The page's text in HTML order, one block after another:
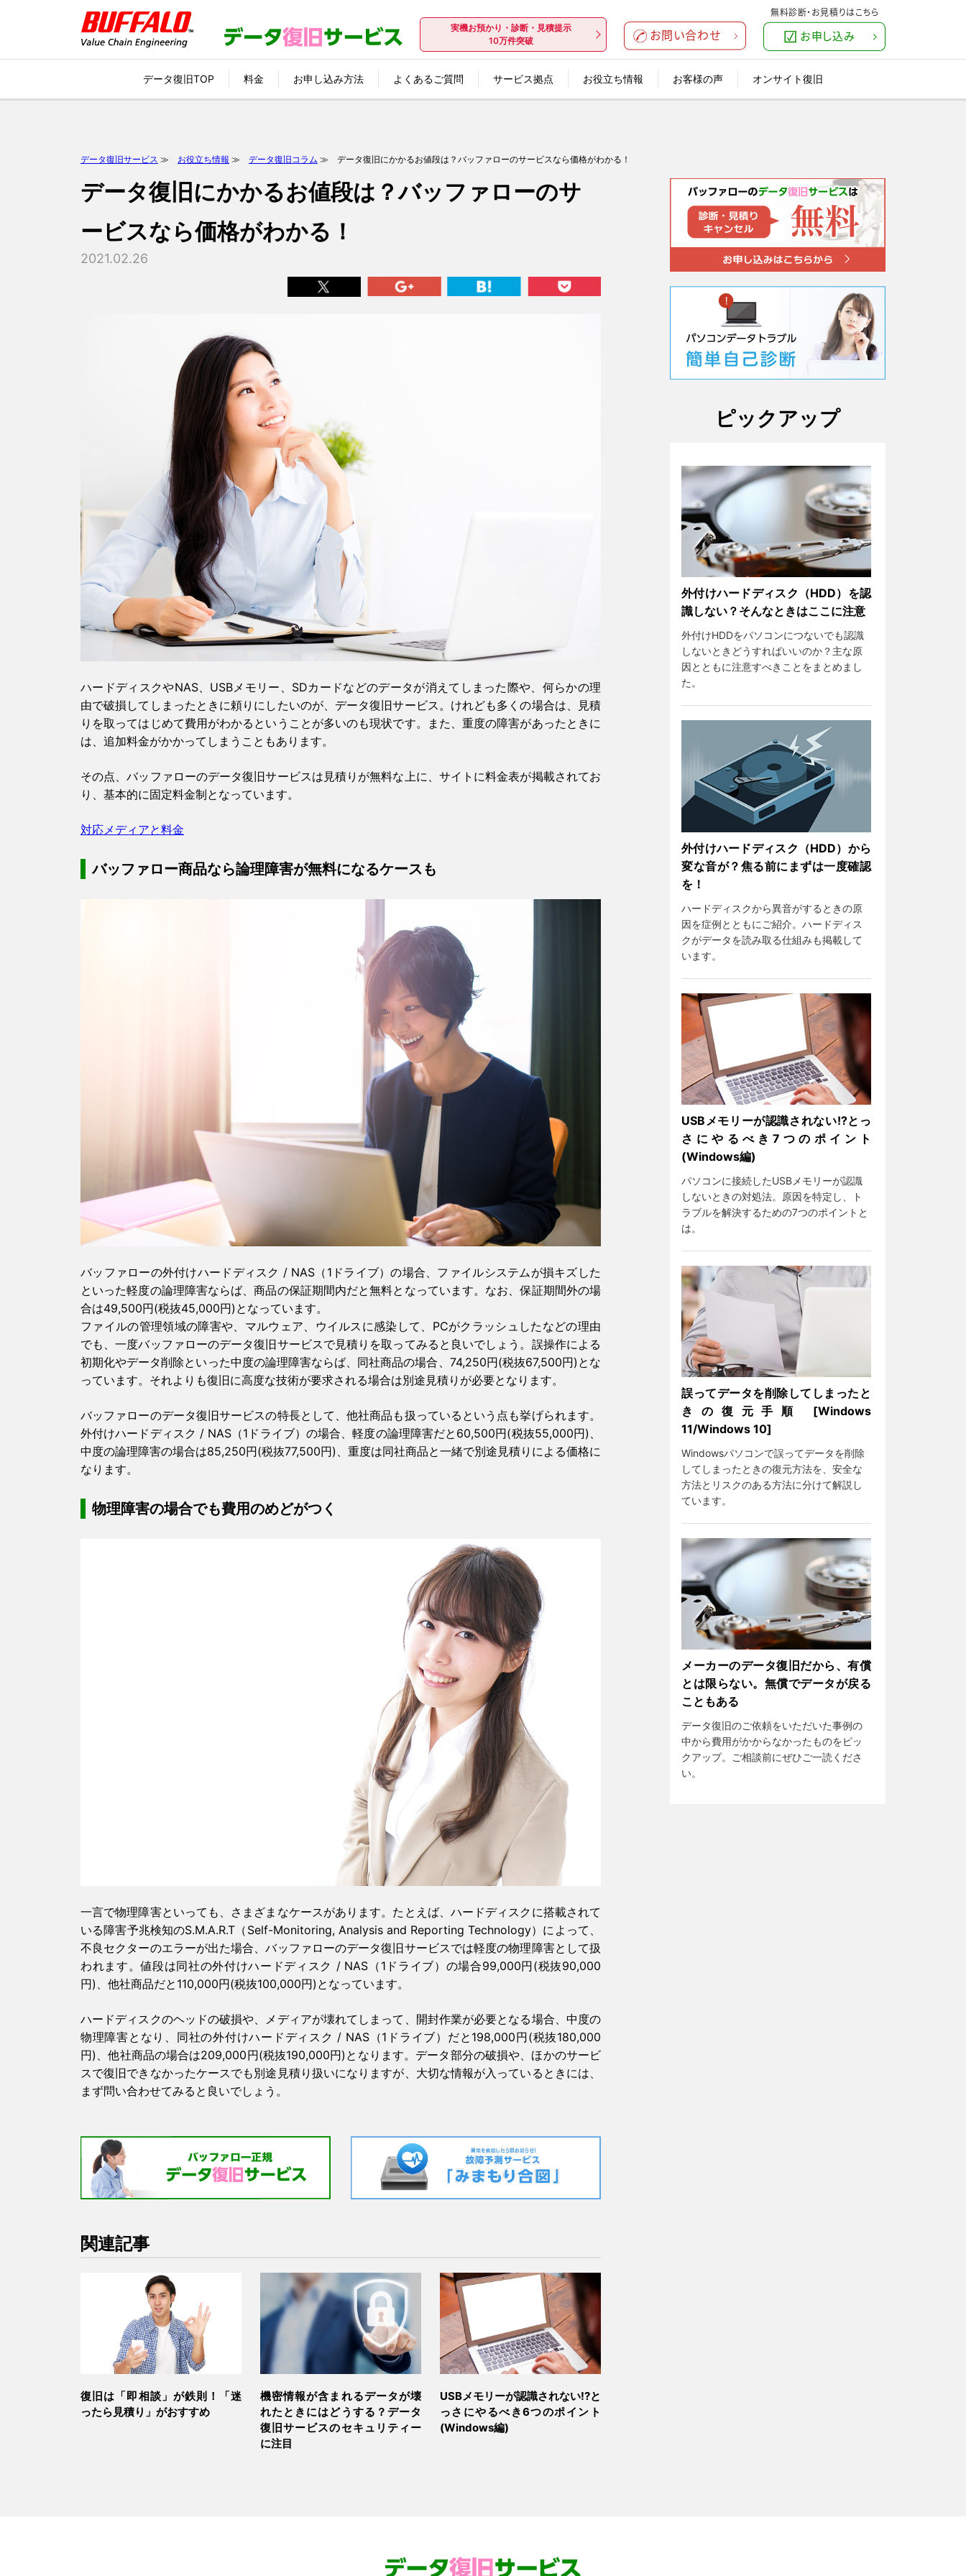
実機お預かり・診断・見積提示
10万件突破
データ復旧TOP 料金 お申し込み方法 よくあるご質問 サービス拠点 お役立ち情報 お客様の声 オンサイト復旧
データ復旧サービス ≫ お役立ち情報 ≫ データ復旧コラム ≫ データ復旧にかかるお値段は？バッファローのサービスなら価格がわかる！
データ復旧にかかるお値段は？バッファローのサ
ービスなら価格がわかる！
2021.02.26
ハードディスクやNAS、USBメモリー、SDカードなどのデータが消えてしまった際や、何らかの理
由で破損してしまったときに頼りにしたいのが、データ復旧サービス。けれども多くの場合は、見積
りを取ってはじめて費用がわかるということが多いのも現状です。また、重度の障害があったときに
は、追加料金がかかってしまうこともあります。
その点、バッファローのデータ復旧サービスは見積りが無料な上に、サイトに料金表が掲載されてお
り、基本的に固定料金制となっています。
対応メディアと料金
バッファロー商品なら論理障害が無料になるケースも
バッファローの外付けハードディスク / NAS（1ドライブ）の場合、ファイルシステムが損キズした
といった軽度の論理障害ならば、商品の保証期間内だと無料となっています。なお、保証期間外の場
合は49,500円(税抜45,000円)となっています。
ファイルの管理領域の障害や、マルウェア、ウイルスに感染して、PCがクラッシュしたなどの理由
でも、一度バッファローのデータ復旧サービスで見積りを取ってみると良いでしょう。誤操作による
初期化やデータ削除といった中度の論理障害ならば、同社商品の場合、74,250円(税抜67,500円)とな
っています。それよりも復旧に高度な技術が要求される場合は別途見積りが必要となります。
バッファローのデータ復旧サービスの特長として、他社商品も扱っているという点も挙げられます。
外付けハードディスク / NAS（1ドライブ）の場合、軽度の論理障害だと60,500円(税抜55,000円)、
中度の論理障害の場合は85,250円(税抜77,500円)、重度は同社商品と一緒で別途見積りによる価格に
なります。
物理障害の場合でも費用のめどがつく
一言で物理障害といっても、さまざまなケースがあります。たとえば、ハードディスクに搭載されて
いる障害予兆検知のS.M.A.R.T（Self-Monitoring, Analysis and Reporting Technology）によって、
不良セクターのエラーが出た場合、バッファローのデータ復旧サービスでは軽度の物理障害として扱
われます。値段は同社の外付けハードディスク / NAS（1ドライブ）の場合99,000円(税抜90,000
円)、他社商品だと110,000円(税抜100,000円)となっています。
ハードディスクのヘッドの破損や、メディアが壊れてしまって、開封作業が必要となる場合、中度の
物理障害となり、同社の外付けハードディスク / NAS（1ドライブ）だと198,000円(税抜180,000
円)、他社商品の場合は209,000円(税抜190,000円)となります。データ部分の破損や、ほかのサービ
スで復旧できなかったケースでも別途見積り扱いになりますが、大切な情報が入っているときには、
まず問い合わせてみると良いでしょう。
関連記事
復旧は「即相談」が鉄則！「迷
ったら見積り」がおすすめ
機密情報が含まれるデータが壊
れたときにはどうする？データ
復旧サービスのセキュリティー
に注目
USBメモリーが認識されない!?と
っさにやるべき6つのポイント
(Windows編)
ピックアップ
外付けハードディスク（HDD）を認
識しない？そんなときはここに注意
外付けHDDをパソコンにつないでも認識
しないときどうすればいいのか？主な原
因とともに注意すべきことをまとめまし
た。
外付けハードディスク（HDD）から
変な音が？焦る前にまずは一度確認
を！
ハードディスクから異音がするときの原
因を症例とともにご紹介。ハードディス
クがデータを読み取る仕組みも掲載して
います。
USBメモリーが認識されない!?とっ
さにやるべき7つのポイント
(Windows編)
パソコンに接続したUSBメモリーが認識
しないときの対処法。原因を特定し、ト
ラブルを解決するための7つのポイントと
は。
誤ってデータを削除してしまったと
きの復元手順 [Windows
11/Windows 10]
Windowsパソコンで誤ってデータを削除
してしまったときの復元方法を、安全な
方法とリスクのある方法に分けて解説し
ています。
メーカーのデータ復旧だから、有償
とは限らない。無償でデータが戻る
こともある
データ復旧のご依頼をいただいた事例の
中から費用がかからなかったものをピッ
クアップ。ご相談前にぜひご一読くださ
い。